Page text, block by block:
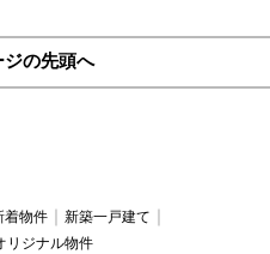
ジの先頭へ
着物件
新築一戸建て
リジナル物件